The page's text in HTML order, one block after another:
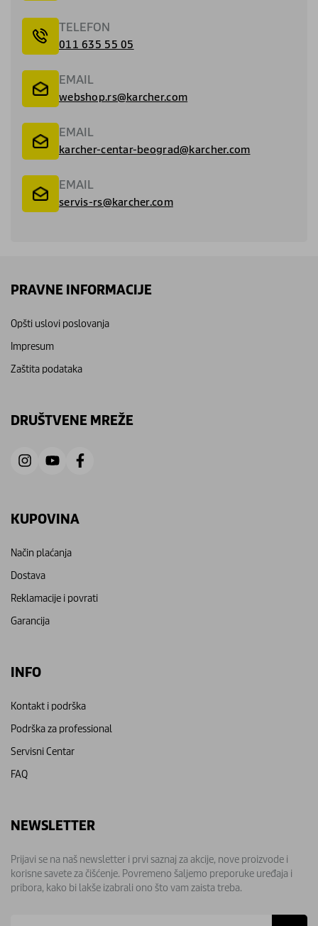
TELEFON
011 635 55 05
EMAIL
webshop.rs@karcher.com
EMAIL
karcher-centar-beograd@karcher.com
EMAIL
servis-rs@karcher.com
PRAVNE INFORMACIJE
Opšti uslovi poslovanja
Impresum
Zaštita podataka
DRUŠTVENE MREŽE
KUPOVINA
Način plaćanja
Dostava
Reklamacije i povrati
Garancija
INFO
Kontakt i podrška
Podrška za professional
Servisni Centar
FAQ
NEWSLETTER
Prijavi se na naš newsletter i prvi saznaj za akcije, nove proizvode i
korisne savete za čišćenje. Povremeno šaljemo preporuke uređaja i
pribora, kako bi lakše izabrali ono što vam zaista treba.